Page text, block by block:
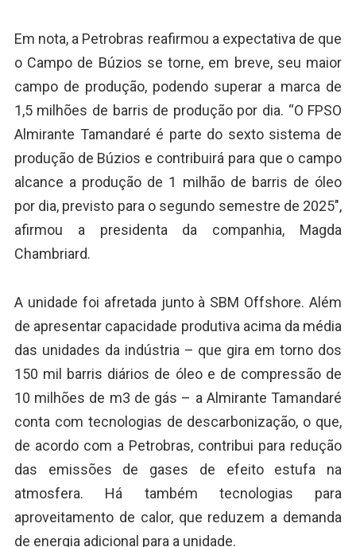
Em nota, a Petrobras reafirmou a expectativa de que
o Campo de Búzios se torne, em breve, seu maior
campo de produção, podendo superar a marca de
1,5 milhões de barris de produção por dia. “O FPSO
Almirante Tamandaré é parte do sexto sistema de
produção de Búzios e contribuirá para que o campo
alcance a produção de 1 milhão de barris de óleo
por dia, previsto para o segundo semestre de 2025″,
afirmou a presidenta da companhia, Magda
Chambriard.
A unidade foi afretada junto à SBM Offshore. Além
de apresentar capacidade produtiva acima da média
das unidades da indústria – que gira em torno dos
150 mil barris diários de óleo e de compressão de
10 milhões de m3 de gás – a Almirante Tamandaré
conta com tecnologias de descarbonização, o que,
de acordo com a Petrobras, contribui para redução
das emissões de gases de efeito estufa na
atmosfera. Há também tecnologias para
aproveitamento de calor, que reduzem a demanda
de energia adicional para a unidade.